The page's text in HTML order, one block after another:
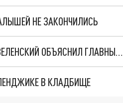
НЕ ЗАКОНЧИЛИСЬ
"МЫ ВАС ЗАСТАВИМ": ЖУТКИЕ ДЕТАЛИ ОХОТЫ НА ГЕНЕРАЛА. ЗЕЛЕНСКИЙ ОБЪЯСНИЛ ГЛАВНЫЙ СМЫСЛ ТЕРАКТА В ЦЕНТРЕ МОСКВЫ
В КЛАДБИЩЕ